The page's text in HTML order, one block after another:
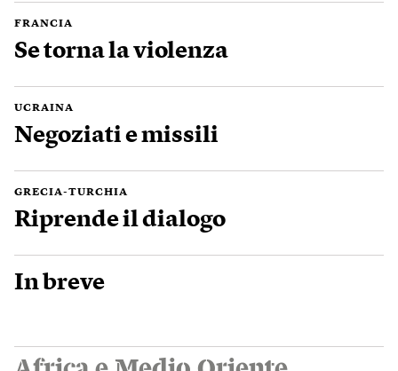
FRANCIA
Se torna la violenza
UCRAINA
Negoziati e missili
GRECIA-TURCHIA
Riprende il dialogo
In breve